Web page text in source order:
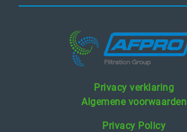
Privacy verklaring
Algemene voorwaarden
Privacy Policy